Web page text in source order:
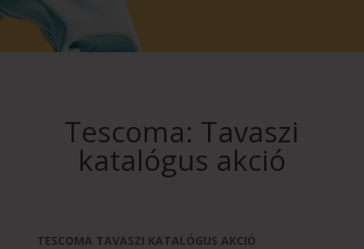
Tescoma: Tavaszi
katalógus akció
TESCOMA TAVASZI KATALÓGUS AKCIÓ